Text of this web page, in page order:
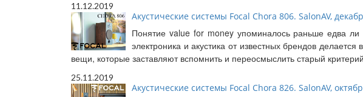
11.12.2019
Акустические системы Focal Chora 806. SalonAV,
Понятие value for money упоминалось раньше едва
электроника и акустика от известных брендов
вещи, которые заставляют вспомнить и переосмыслить старый
25.11.2019
Акустические системы Focal Chora 826. SalonAV,